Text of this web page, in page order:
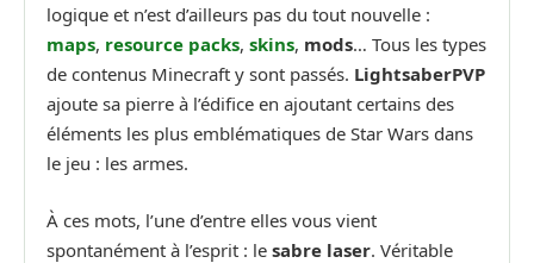
logique et n’est d’ailleurs pas du tout nouvelle :
maps, resource packs, skins, mods… Tous les types
de contenus Minecraft y sont passés. LightsaberPVP
ajoute sa pierre à l’édifice en ajoutant certains des
éléments les plus emblématiques de Star Wars dans
le jeu : les armes.
À ces mots, l’une d’entre elles vous vient
spontanément à l’esprit : le sabre laser. Véritable